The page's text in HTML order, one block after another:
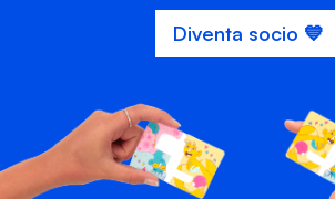
Diventa socio 💙